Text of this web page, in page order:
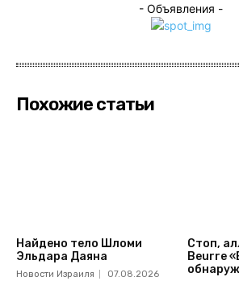
- Объявления -
Похожие статьи
Найдено тело Шломи
Эльдара Даяна
Новости Израиля 07.08.2026
Стоп,
Beurre